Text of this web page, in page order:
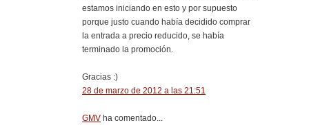
estamos iniciando en esto y por supuesto
porque justo cuando había decidido comprar
la entrada a precio reducido, se había
terminado la promoción.
Gracias :)
28 de marzo de 2012 a las 21:51
GMV ha comentado...